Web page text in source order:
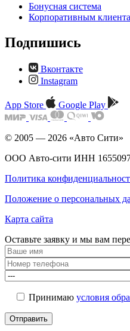
Бонусная система
Корпоративным
Подпишись
Вконтакте
Instagram
App Store Google Play
© 2005 — 2026 «Авто Сити»
ООО Авто-сити ИНН
Политика
Положение о персональных
Карта сайта
Оставьте заявку и мы вам
Принимаю условия